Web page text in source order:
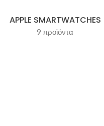
APPLE SMARTWATCHES
9 προϊόντα